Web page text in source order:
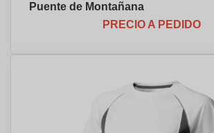
Puente de Montañana
PRECIO A PEDIDO